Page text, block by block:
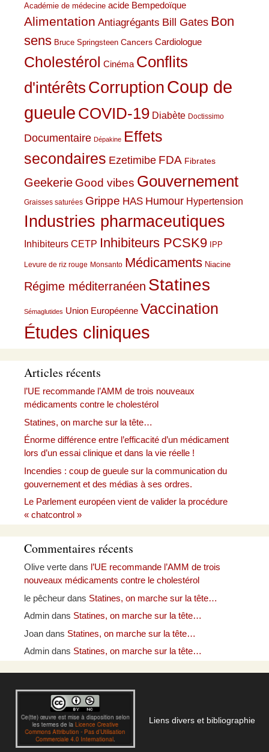
Académie de médecine acide Bempedoïque
Alimentation Antiagrégants Bill Gates Bon
sens Bruce Springsteen Cancers Cardiologue
Cholestérol Cinéma Conflits
d'intérêts CorruptionCoup de
gueule COVID-19 Diabète Doctissimo
Documentaire Dépakine Effets
secondaires Ezetimibe FDA Fibrates
Geekerie Good vibes Gouvernement
Graisses saturées Grippe HAS Humour Hypertension
Industries pharmaceutiques
Inhibiteurs CETP Inhibiteurs PCSK9 IPP
Levure de riz rouge Monsanto Médicaments Niacine
Régime méditerranéen Statines
Sémaglutides Union Européenne Vaccination
Études cliniques
Articles récents
l’UE recommande l’AMM de trois nouveaux
médicaments contre le cholestérol
Statines, on marche sur la tête…
Énorme différence entre l’efficacité d’un médicament
lors d’un essai clinique et dans la vie réelle !
Incendies : coup de gueule sur la communication du
gouvernement et des médias à ses ordres.
Le Parlement européen vient de valider la procédure
« chatcontrol »
Commentaires récents
Olive verte dans l’UE recommande l’AMM de trois
nouveaux médicaments contre le cholestérol
le pêcheur dans Statines, on marche sur la tête…
Admin dans Statines, on marche sur la tête…
Joan dans Statines, on marche sur la tête…
Admin dans Statines, on marche sur la tête…
Liens divers et bibliographie